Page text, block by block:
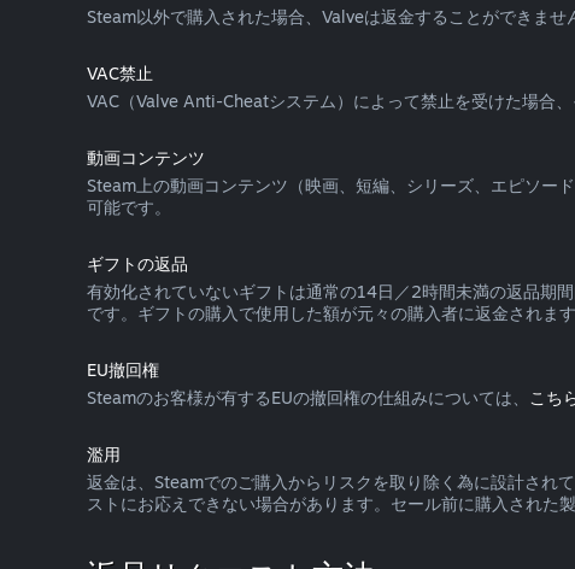
Steam以外で購入された場合、Valveは返金することができま
VAC禁止
VAC（Valve Anti-Cheatシステム）によって禁止を受けた場合
動画コンテンツ
Steam上の動画コンテンツ（映画、短編、シリーズ、エピソー
可能です。
ギフトの返品
有効化されていないギフトは通常の14日／2時間未満の返品期
です。ギフトの購入で使用した額が元々の購入者に返金されます
EU撤回権
Steamのお客様が有するEUの撤回権の仕組みについては、
こち
濫用
返金は、Steamでのご購入からリスクを取り除く為に設計され
ストにお応えできない場合があります。セール前に購入された